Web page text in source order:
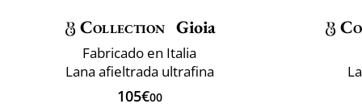
Collection Gioia
Fabricado en Italia
Lana afieltrada ultrafina
105€00